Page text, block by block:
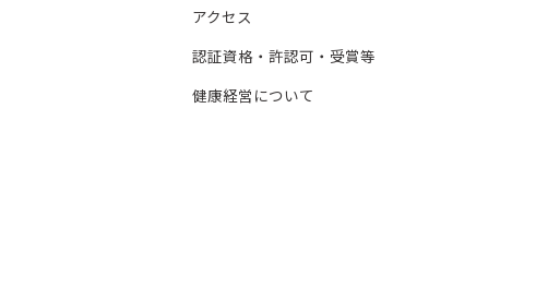
アクセス
認証資格・許認可・受賞等
健康経営について